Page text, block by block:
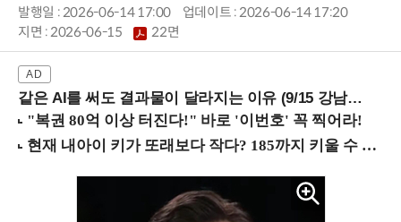
발행일 : 2026-06-14 17:00
업데이트 : 2026-06-14 17:20
지면 :2026-06-15 22면
같은 AI를 써도 결과물이 달라지는 이유 (9/15 강남역)